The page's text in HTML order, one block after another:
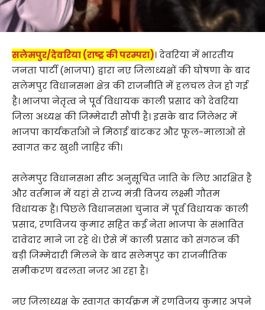
सलेमपुर/देवरिया (राष्ट्र की परम्परा)। देवरिया में भारतीय
जनता पार्टी (भाजपा) द्वारा नए जिलाध्यक्षों की घोषणा के बाद
सलेमपुर विधानसभा क्षेत्र की राजनीति में हलचल तेज हो गई
है। भाजपा नेतृत्व ने पूर्व विधायक काली प्रसाद को देवरिया
जिला अध्यक्ष की जिम्मेदारी सौंपी है। इसके बाद जिलेभर में
भाजपा कार्यकर्ताओं ने मिठाई बांटकर और फूल-मालाओं से
स्वागत कर खुशी जाहिर की।
सलेमपुर विधानसभा सीट अनुसूचित जाति के लिए आरक्षित है
और वर्तमान में यहां से राज्य मंत्री विजय लक्ष्मी गौतम
विधायक हैं। पिछले विधानसभा चुनाव में पूर्व विधायक काली
प्रसाद, रणविजय कुमार सहित कई नेता भाजपा के संभावित
दावेदार माने जा रहे थे। ऐसे में काली प्रसाद को संगठन की
बड़ी जिम्मेदारी मिलने के बाद सलेमपुर का राजनीतिक
समीकरण बदलता नजर आ रहा है।
नए जिलाध्यक्ष के स्वागत कार्यक्रम में रणविजय कुमार अपने